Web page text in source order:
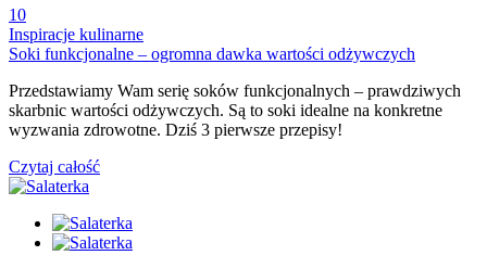
10
Inspiracje kulinarne
Soki funkcjonalne – ogromna dawka wartości odżywczych
Przedstawiamy Wam serię soków funkcjonalnych – prawdziwych
skarbnic wartości odżywczych. Są to soki idealne na konkretne
wyzwania zdrowotne. Dziś 3 pierwsze przepisy!
Czytaj całość